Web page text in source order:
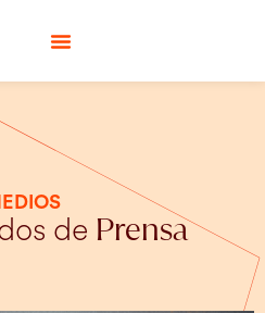
de Prensa